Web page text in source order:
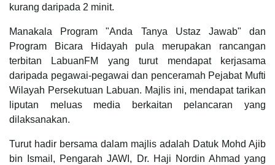
kurang daripada 2 minit.
Manakala Program "Anda Tanya Ustaz Jawab" dan
Program Bicara Hidayah pula merupakan rancangan
terbitan LabuanFM yang turut mendapat kerjasama
daripada pegawai-pegawai dan penceramah Pejabat Mufti
Wilayah Persekutuan Labuan. Majlis ini, mendapat tarikan
liputan meluas media berkaitan pelancaran yang
dilaksanakan.
Turut hadir bersama dalam majlis adalah Datuk Mohd Ajib
bin Ismail, Pengarah JAWI, Dr. Haji Nordin Ahmad yang